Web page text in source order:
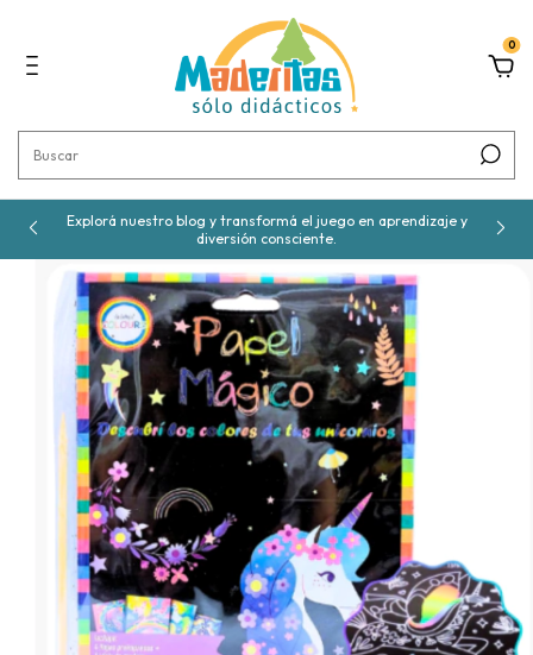
0
Explorá nuestro blog y transformá el juego en aprendizaje y
diversión consciente.